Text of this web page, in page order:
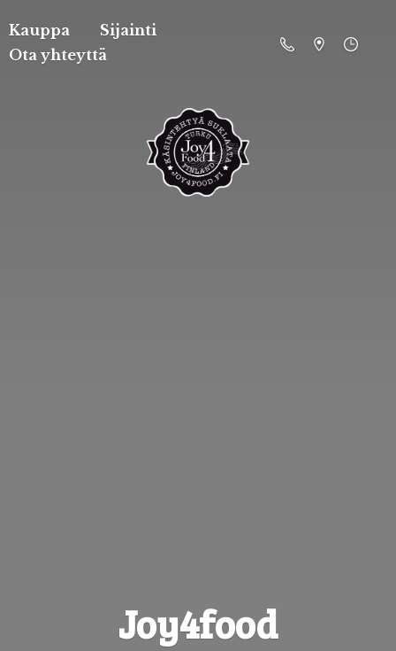
Kauppa
Sijainti
Ota yhteyttä
Joy4food